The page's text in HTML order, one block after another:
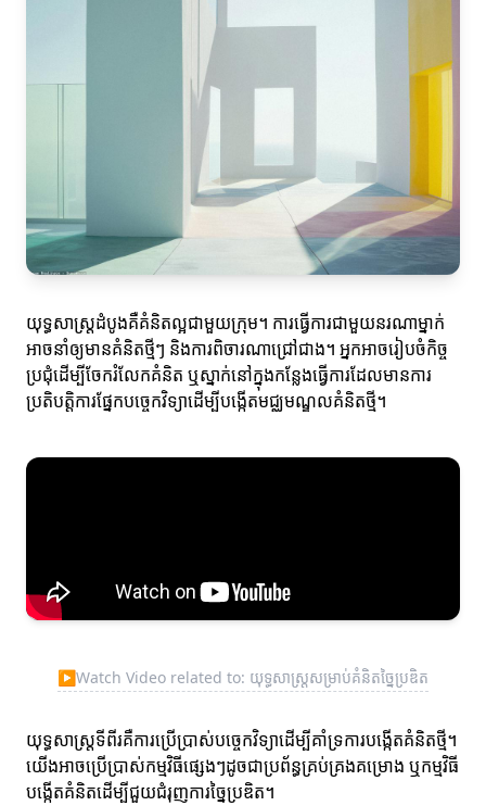
យុទ្ធសាស្ត្រ​ដំបូង​គឺ​គំនិត​ល្អ​ជាមួយ​ក្រុម។ ការធ្វើការជាមួយនរណាម្នាក់
អាចនាំឲ្យមានគំនិតថ្មីៗ និងការពិចារណាជ្រៅជាង។ អ្នកអាចរៀបចំកិច្ច
ប្រជុំដើម្បីចែករំលែកគំនិត ឬស្នាក់នៅក្នុងកន្លែងធ្វើការដែលមានការ
ប្រតិបត្តិការផ្នែកបច្ចេកវិទ្យាដើម្បីបង្កើតមជ្ឈមណ្ឌលគំនិតថ្មី។
▶Watch Video related to: យុទ្ធសាស្ត្រសម្រាប់គំនិតច្នៃប្រឌិត
យុទ្ធសាស្ត្រទីពីរគឺការប្រើប្រាស់បច្ចេកវិទ្យាដើម្បីគាំទ្រការបង្កើតគំនិតថ្មី។
យើងអាចប្រើប្រាស់កម្មវិធីផ្សេងៗដូចជាប្រព័ន្ធគ្រប់គ្រងគម្រោង ឬកម្មវិធី
បង្កើតគំនិតដើម្បីជួយជំរុញការច្នៃប្រឌិត។